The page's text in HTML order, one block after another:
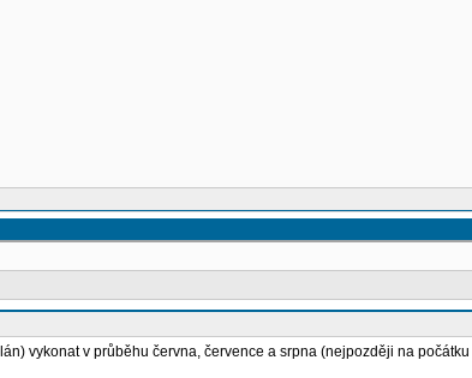
vykonat v průběhu června, července a srpna (nejpozději na